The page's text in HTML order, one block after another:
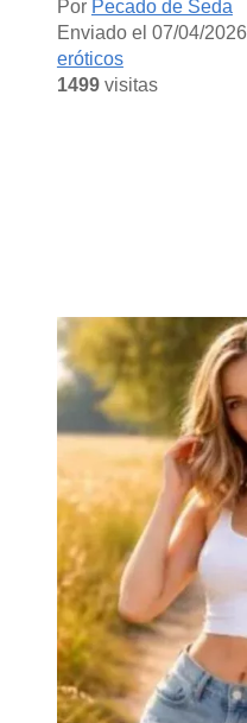
Por Pecado de Seda
Enviado el 07/04/2026
eróticos
1499visitas